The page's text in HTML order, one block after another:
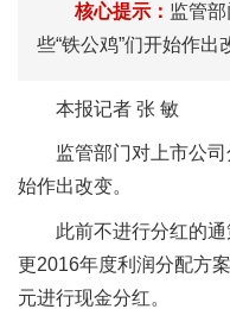
核心提示： 监管
些“铁公鸡”们开始作出
本报记者 张 敏
监管部门对上市公
始作出改变。
此前不进行分红的
更2016年度利润分配方
元进行现金分红。